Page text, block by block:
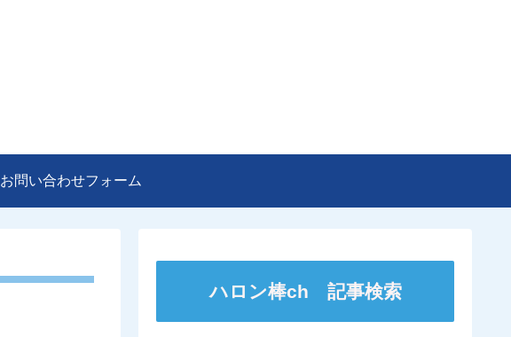
お問い合わせフォーム
ハロン棒ch 記事検索